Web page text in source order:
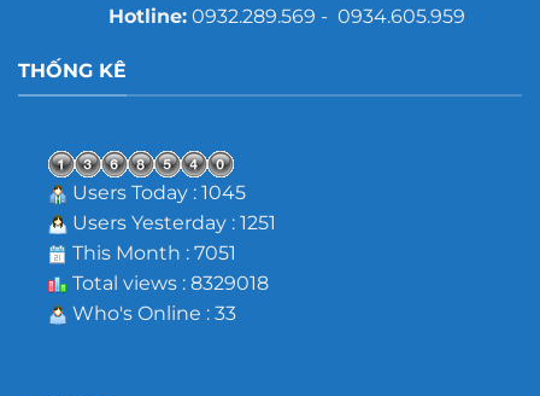
Hotline:0932.289.569 - 0934.605.959
THỐNG KÊ
Users Today : 1045
Users Yesterday : 1251
This Month : 7051
Total views : 8329018
Who's Online : 33